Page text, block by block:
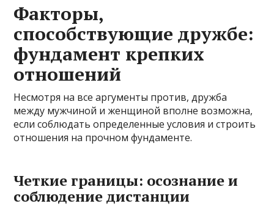
Факторы,
способствующие дружбе:
фундамент крепких
отношений
Несмотря на все аргументы против, дружба
между мужчиной и женщиной вполне возможна,
если соблюдать определенные условия и строить
отношения на прочном фундаменте.
Четкие границы: осознание и
соблюдение дистанции